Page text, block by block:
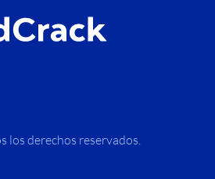
los derechos reservados.